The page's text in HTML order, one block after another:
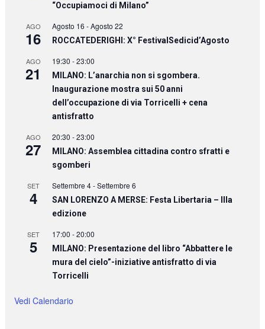
“Occupiamoci di Milano”
AGO
16
Agosto 16 -Agosto 22
ROCCATEDERIGHI: X° FestivalSedicid’Agosto
AGO
21
19:30 -23:00
MILANO: L’anarchia non si sgombera.
Inaugurazione mostra sui 50 anni
dell’occupazione di via Torricelli + cena
antisfratto
AGO
27
20:30 -23:00
MILANO: Assemblea cittadina contro sfratti e
sgomberi
SET
4
Settembre 4-Settembre 6
SAN LORENZO A MERSE: Festa Libertaria – IIIa
edizione
SET
5
17:00 -20:00
MILANO: Presentazione del libro “Abbattere le
mura del cielo”-iniziative antisfratto di via
Torricelli
Vedi Calendario